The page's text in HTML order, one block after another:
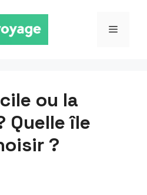
MENU
ou la
Quelle île
?